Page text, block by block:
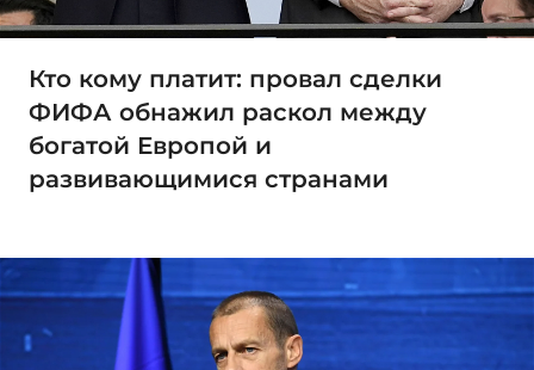
Кто кому платит: провал сделки
ФИФА обнажил раскол между
богатой Европой и
развивающимися странами